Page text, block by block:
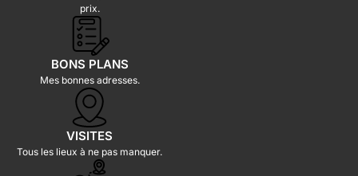
prix.
BONS PLANS
Mes bonnes adresses.
VISITES
Tous les lieux à ne pas manquer.